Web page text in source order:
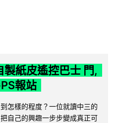
製紙皮遙控巴士 門,
報站
怎樣的程度？一位就讀中三的
自己的興趣一步步變成真正可